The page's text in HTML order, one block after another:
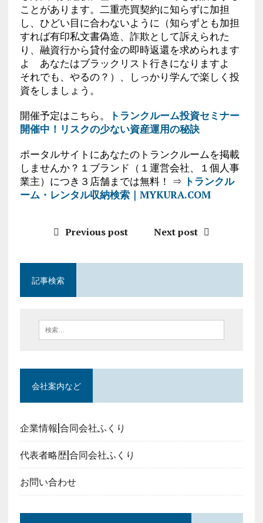
ことがあります。二重売買契約に知らずに加担
し、ひどい目に合わないように（知らずとも加担
すれば有印私文書偽造、詐欺として訴えられた
り、融資行から貸付金の即時返還を求められます
よ あなたはブラックリスト行きになりますよ
それでも、やるの？）、しっかり学んで楽しく投
資をしましょう。
開催予定はこちら。
トランクルーム投資セミナー
開催中！リスクの少ない資産運用の秘訣
ポータルサイトにあなたのトランクルームを掲載
しませんか？１ブランド（１運営会社、１個人事
業主）につき３店舗までは無料！ ⇒ トランクル
ーム・レンタル収納検索｜MYKURA.COM
Previous post Next post
記事検索
会社案内など
企業情報|合同会社ふくり
代表者略歴|合同会社ふくり
お問い合わせ